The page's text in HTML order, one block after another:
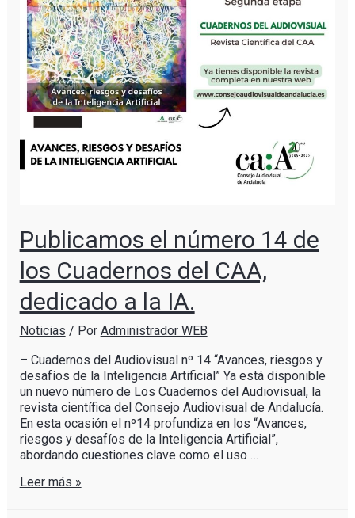
Publicamos el número 14 de
los Cuadernos del CAA,
dedicado a la IA.
Noticias / Por Administrador WEB
– Cuadernos del Audiovisual nº 14 “Avances, riesgos y
desafíos de la Inteligencia Artificial” Ya está disponible
un nuevo número de Los Cuadernos del Audiovisual, la
revista científica del Consejo Audiovisual de Andalucía.
En esta ocasión el nº14 profundiza en los “Avances,
riesgos y desafíos de la Inteligencia Artificial”,
abordando cuestiones clave como el uso …
Leer más »